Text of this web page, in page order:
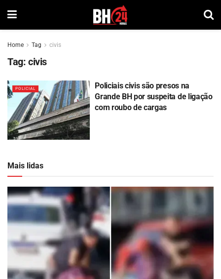
Home Tag civis
Tag: civis
POLICIAL
Policiais civis são presos na
Grande BH por suspeita de ligação
com roubo de cargas
Mais lidas